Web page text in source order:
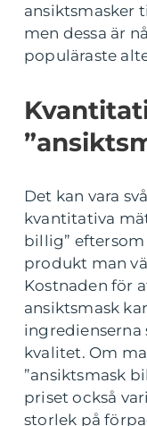
ansiktsmasker
men dessa är
populäraste
Det kan vara
kvantitativa
billig”
produkt man
Kostnaden för
ansiktsmask
ingredienserna
kvalitet. Om
”ansiktsmask
priset också
storlek på